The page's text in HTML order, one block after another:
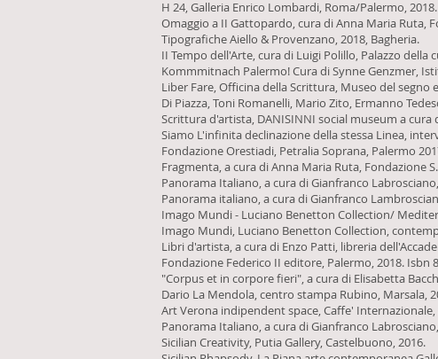
H 24, Galleria Enrico Lombardi, Roma/Palermo, 2018.
Omaggio a II Gattopardo, cura di Anna Maria Ruta,
Tipografiche Aiello & Provenzano, 2018, Bagheria.
II Tempo dell'Arte, cura di Luigi Polillo, Palazzo della
Kommmitnach Palermo! Cura di Synne Genzmer,
Liber Fare, Officina della Scrittura, Museo del segno
Di Piazza, Toni Romanelli, Mario Zito, Ermanno
Scrittura d'artista, DANISINNI social museum a cura
Siamo L'infinita declinazione della stessa Linea,
Fondazione Orestiadi, Petralia Soprana, Palermo
Fragmenta, a cura di Anna Maria Ruta, Fondazione
Panorama Italiano, a cura di Gianfranco
Panorama italiano, a cura di Gianfranco
Imago Mundi - Luciano Benetton Collection/
Imago Mundi, Luciano Benetton Collection,
Libri d'artista, a cura di Enzo Patti, libreria
Fondazione Federico II editore, Palermo, 2018. Isbn
"Corpus et in corpore fieri", a cura di Elisabetta
Dario La Mendola, centro stampa Rubino, Marsala,
Art Verona indipendent space, Caffe'
Panorama Italiano, a cura di Gianfranco
Sicilian Creativity, Putia Gallery, Castelbuono, 2016.